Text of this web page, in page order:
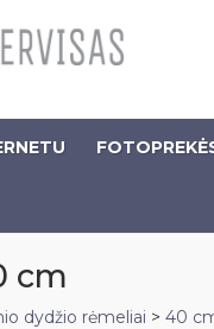
cm
dydžio rėmeliai > 40